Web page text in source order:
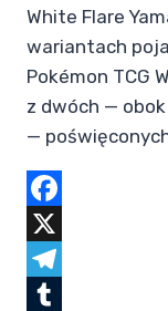
White Flare
wariantach
Pokémon TCG
z dwóch — obok
—
Facebook
X
Telegram